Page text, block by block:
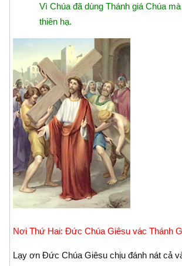
Vì Chúa đã dùng Thánh giá Chúa
thiên hạ.
Nơi Thứ Hai: Ðức Chúa Giêsu vác Thánh
Lạy ơn Ðức Chúa Giêsu chịu đánh nát cả